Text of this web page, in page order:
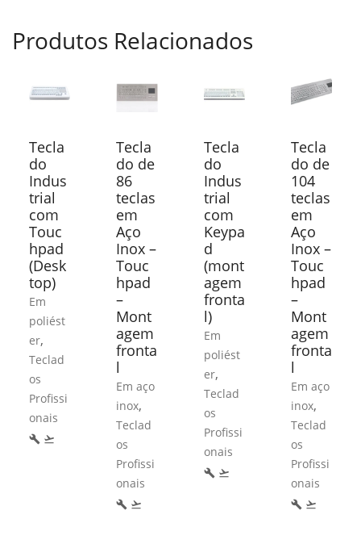
Produtos Relacionados
Tecla
do
Indus
trial
com
Touc
hpad
(Desk
top)
Em
poliést
er,
Teclad
os
Profissi
onais
build flight_takeoff
Tecla
do de
86
teclas
em
Aço
Inox –
Touc
hpad
–
Mont
agem
fronta
l
Em aço
inox,
Teclad
os
Profissi
onais
build flight_takeoff
Tecla
do
Indus
trial
com
Keypa
d
(mont
agem
fronta
l)
Em
poliést
er,
Teclad
os
Profissi
onais
build flight_takeoff
Tecla
do de
104
teclas
em
Aço
Inox –
Touc
hpad
–
Mont
agem
fronta
l
Em aço
inox,
Teclad
os
Profissi
onais
build flight_takeoff